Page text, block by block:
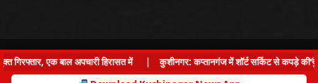
© Kushinagar Live - 2022 ×
एक बाल अपचारी हिरासत में
कुशीनगर: कप्तानगंज में शॉर्ट सर्किट से कपड़े की